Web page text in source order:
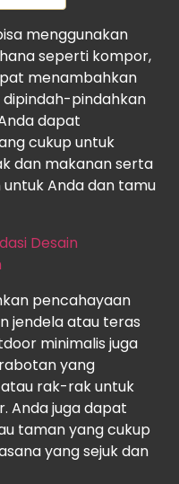
menggunakan
seperti kompor,
menambahkan
pindahkan
dapat
cukup untuk
dan makanan serta
Anda dan tamu
Desain
pencahayaan
jendela atau teras
minimalis juga
yang
rak-rak untuk
Anda juga dapat
taman yang cukup
yang sejuk dan